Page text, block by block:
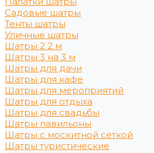
Садовые шатры
Тенты шатры
Уличные шатры
Шатры 2 2 м
Шатры 3 на 3 м
Шатры для дачи
Шатры для кафе
Шатры для мероприятий
Шатры для отдыха
Шатры для свадьбы
Шатры павильоны
Шатры с москитной сеткой
Шатры туристические